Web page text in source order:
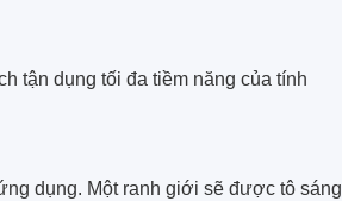
tận dụng tối đa tiềm năng của tính
dụng. Một ranh giới sẽ được tô sáng